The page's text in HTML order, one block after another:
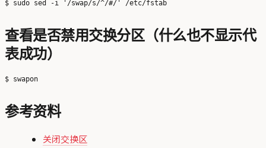
查看是否禁用交换分区（什么也不显示代
表成功）
参考资料
关闭交换区